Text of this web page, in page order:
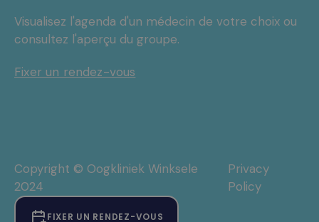
Visualisez l'agenda d'un médecin de votre choix ou
consultez l'aperçu du groupe.
Fixer un rendez-vous
Copyright © Oogkliniek Winksele
2024
Privacy
Policy
FIXER UN RENDEZ-VOUS